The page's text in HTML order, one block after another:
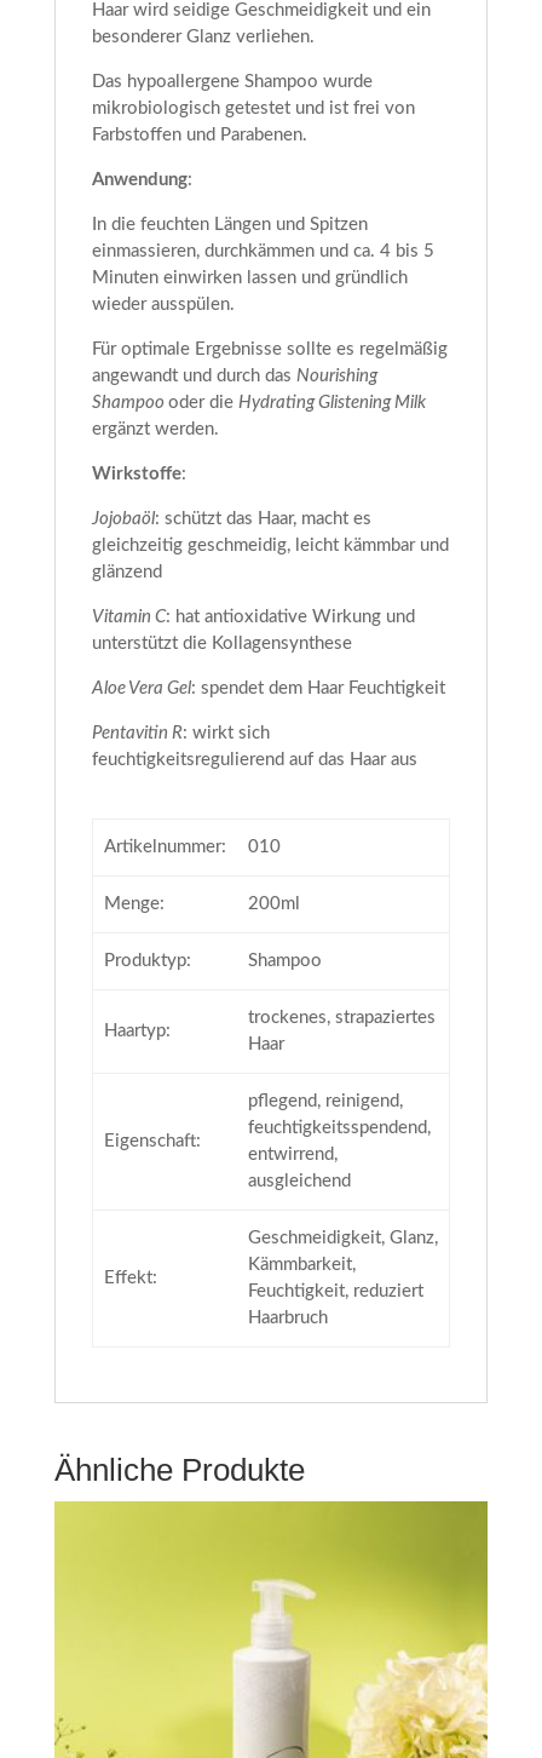
Haar wird seidige Geschmeidigkeit und ein
besonderer Glanz verliehen.
Das hypoallergene Shampoo wurde
mikrobiologisch getestet und ist frei von
Farbstoffen und Parabenen.
Anwendung:
In die feuchten Längen und Spitzen
einmassieren, durchkämmen und ca. 4 bis 5
Minuten einwirken lassen und gründlich
wieder ausspülen.
Für optimale Ergebnisse sollte es regelmäßig
angewandt und durch das Nourishing
Shampoo oder die Hydrating Glistening Milk
ergänzt werden.
Wirkstoffe:
Jojobaöl: schützt das Haar, macht es
gleichzeitig geschmeidig, leicht kämmbar und
glänzend
Vitamin C: hat antioxidative Wirkung und
unterstützt die Kollagensynthese
Aloe Vera Gel: spendet dem Haar Feuchtigkeit
Pentavitin R: wirkt sich
feuchtigkeitsregulierend auf das Haar aus
Artikelnummer: 010
Menge: 200ml
Produktyp: Shampoo
Haartyp:
trockenes, strapaziertes
Haar
Eigenschaft:
pflegend, reinigend,
feuchtigkeitsspendend,
entwirrend,
ausgleichend
Effekt:
Geschmeidigkeit, Glanz,
Kämmbarkeit,
Feuchtigkeit, reduziert
Haarbruch
Ähnliche Produkte